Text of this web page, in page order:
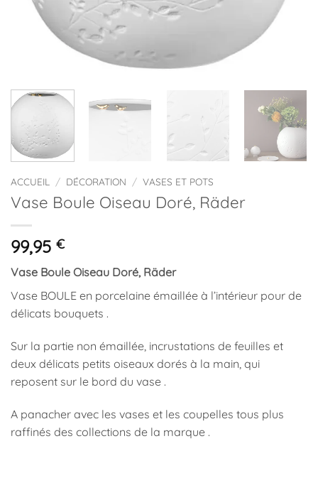
ACCUEIL / DÉCORATION / VASES ET POTS
Vase Boule Oiseau Doré, Räder
99,95 €
Vase Boule Oiseau Doré, Räder
Vase BOULE en porcelaine émaillée à l’intérieur pour de
délicats bouquets .
Sur la partie non émaillée, incrustations de feuilles et
deux délicats petits oiseaux dorés à la main, qui
reposent sur le bord du vase .
A panacher avec les vases et les coupelles tous plus
raffinés des collections de la marque .